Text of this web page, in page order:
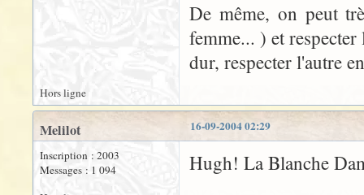
De même, on peut
femme... ) et
dur, respecter l'autre
Hors ligne
16-09-2004 02:29
Melilot
Inscription : 2003
Messages : 1 094
Hugh! La Blanche